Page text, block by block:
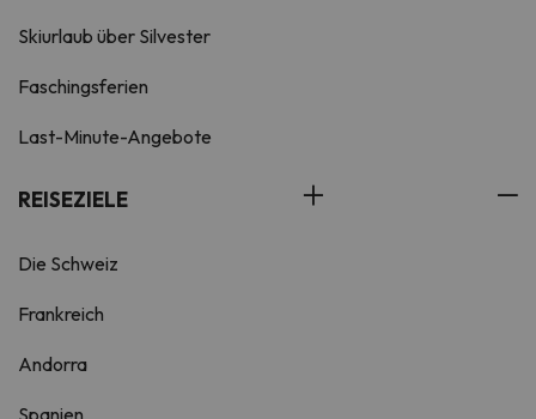
Skiurlaub über Silvester
Faschingsferien
Last-Minute-Angebote
REISEZIELE
Die Schweiz
Frankreich
Andorra